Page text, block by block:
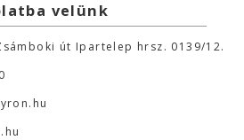
velünk
út Ipartelep hrsz. 0139/12.